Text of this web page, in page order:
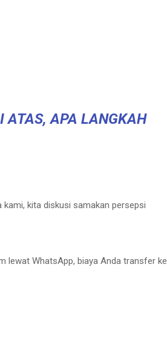
ATAS, APA LANGKAH
kita diskusi samakan persepsi
lewat WhatsApp, biaya Anda transfer ke